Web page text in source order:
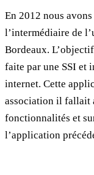
En 2012 nous
l’intermédiaire de
Bordeaux.
faite par une SSI et
internet. Cette
association il fallait
fonctionnalités et
l’application